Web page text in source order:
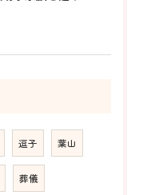
逗子 葉山
葬儀